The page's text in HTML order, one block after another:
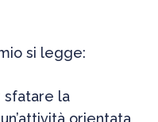
si legge:
sfatare la
orientata